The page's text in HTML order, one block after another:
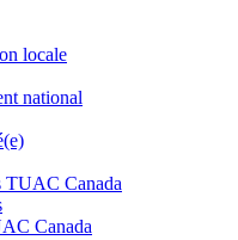
locale
national
TUAC Canada
Canada